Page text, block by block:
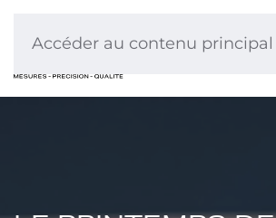
Accéder au contenu principal